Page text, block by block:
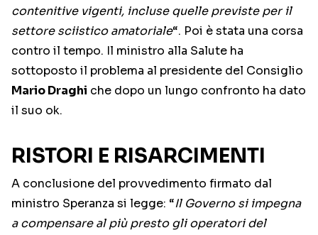
contenitive vigenti, incluse quelle previste per il
settore sciistico amatoriale“. Poi è stata una corsa
contro il tempo. Il ministro alla Salute ha
sottoposto il problema al presidente del Consiglio
Mario Draghi che dopo un lungo confronto ha dato
il suo ok.
RISTORI E RISARCIMENTI
A conclusione del provvedimento firmato dal
ministro Speranza si legge: “Il Governo si impegna
a compensare al più presto gli operatori del